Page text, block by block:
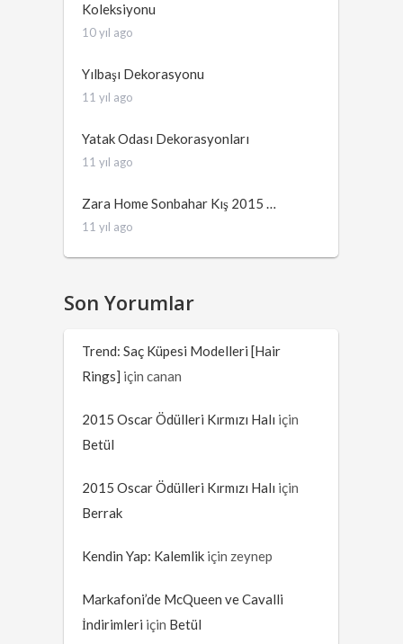
Koleksiyonu
10 yıl ago
Yılbaşı Dekorasyonu
11 yıl ago
Yatak Odası Dekorasyonları
11 yıl ago
Zara Home Sonbahar Kış 2015 …
11 yıl ago
Son Yorumlar
Trend: Saç Küpesi Modelleri [Hair
Rings] içincanan
2015 Oscar Ödülleri Kırmızı Halı için
Betül
2015 Oscar Ödülleri Kırmızı Halı için
Berrak
Kendin Yap: Kalemlik için zeynep
Markafoni’de McQueen ve Cavalli
İndirimleri için Betül